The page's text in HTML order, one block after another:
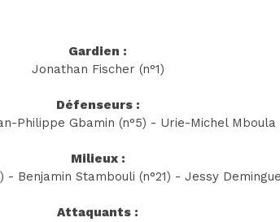
Gardien :
Jonathan Fischer (n°1)
Défenseurs :
Philippe Gbamin (n°5) - Urie-Michel
Milieux :
- Benjamin Stambouli (n°21) - Jessy
Attaquants :